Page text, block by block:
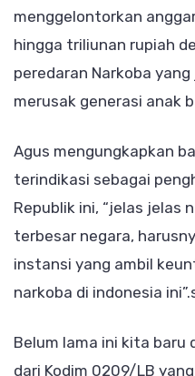
menggelontorkan
hingga triliunan rupiah
peredaran Narkoba
merusak generasi anak
Agus mengungkapkan
terindikasi sebagai
Republik ini, “jelas jelas
terbesar negara,
instansi yang ambil
narkoba di indonesia
Belum lama ini kita baru
dari Kodim 0209/LB